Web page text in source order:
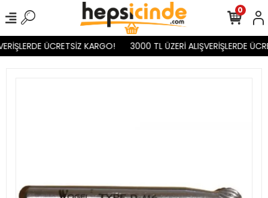
ÜCRETSİZ KARGO! 3000 TL ÜZERİ ALIŞVERİŞLERDE
0